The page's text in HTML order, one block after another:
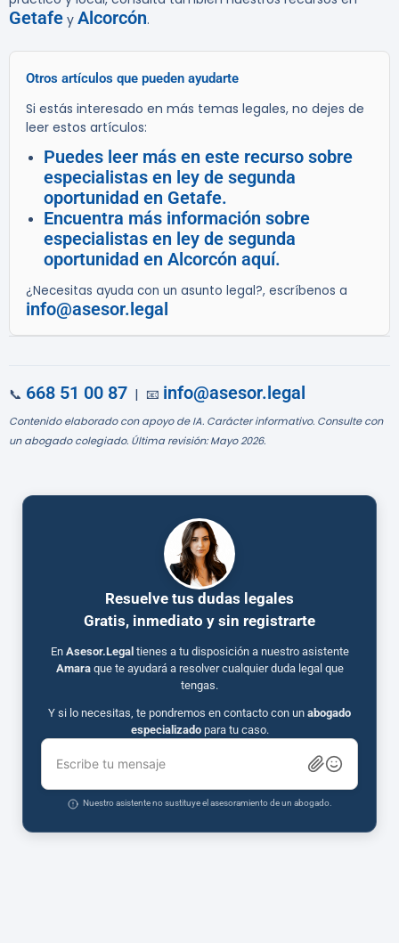
Getafe y Alcorcón.
Otros artículos que pueden ayudarte
Si estás interesado en más temas legales, no dejes de
leer estos artículos:
Puedes leer más en este recurso sobre
especialistas en ley de segunda
oportunidad en Getafe.
Encuentra más información sobre
especialistas en ley de segunda
oportunidad en Alcorcón aquí.
¿Necesitas ayuda con un asunto legal?, escríbenos a
info@asesor.legal
📞 668 51 00 87 | 📧 info@asesor.legal
Contenido elaborado con apoyo de IA. Carácter informativo. Consulte con
un abogado colegiado. Última revisión: Mayo 2026.
Resuelve tus dudas legales
Gratis, inmediato y sin registrarte
En Asesor.Legal tienes a tu disposición a nuestro asistente
Amaraque te ayudará a resolver cualquier duda legal que
tengas.
Y si lo necesitas, te pondremos en contacto con un abogado
especializadopara tu caso.
Escribe tu mensaje
Nuestro asistente no sustituye el asesoramiento de un abogado.